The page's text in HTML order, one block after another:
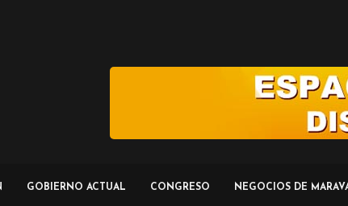
GOBIERNO ACTUAL CONGRESO NEGOCIOS DE